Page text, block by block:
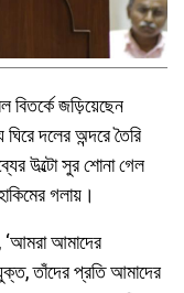
বিতর্কে জড়িয়েছেন
দলের অন্দরে তৈরি
উল্টো সুর শোনা গেল
গলায়।
‘আমরা আমাদের
তাঁদের প্রতি আমাদের